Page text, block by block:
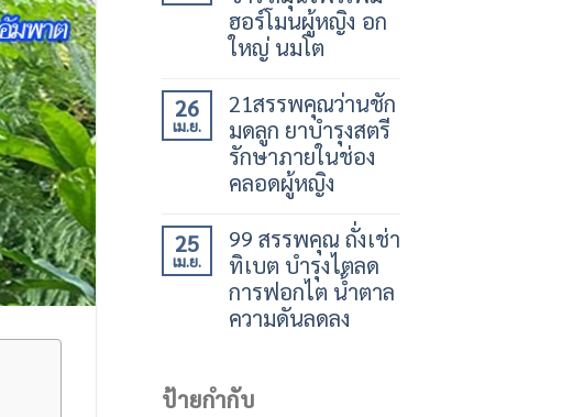
ฮอร์โมนผู้หญิง อก
ใหญ่ นมโต
26
เม.ย.
21สรรพคุณว่านชัก
มดลูก ยาบำรุงสตรี
รักษาภายในช่อง
คลอดผู้หญิง
25
เม.ย.
99 สรรพคุณ ถั่งเช่า
ทิเบต บำรุงไตลด
การฟอกไต น้ำตาล
ความดันลดลง
ป้ายกำกับ